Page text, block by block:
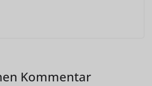
Kommentar